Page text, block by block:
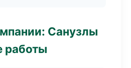
Санузлы
работы